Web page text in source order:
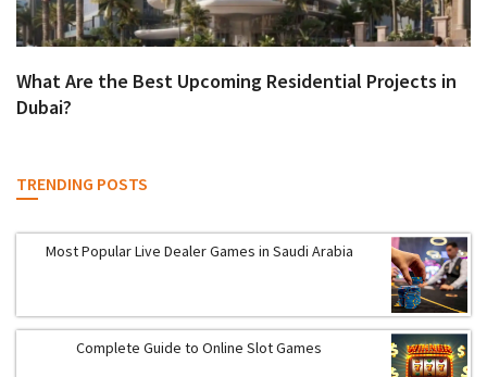
What Are the Best Upcoming Residential Projects in
Dubai?
TRENDING POSTS
Most Popular Live Dealer Games in Saudi Arabia
Complete Guide to Online Slot Games